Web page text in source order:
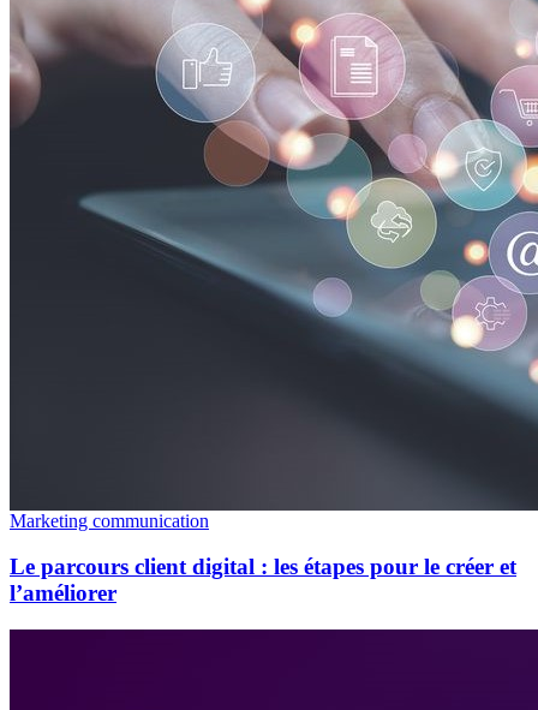
Marketing communication
Le parcours client digital : les étapes pour le créer et
l’améliorer